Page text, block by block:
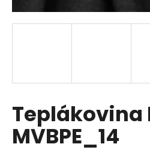
Teplákovina
MVBPE_14
á
j
?
HĽADAŤ